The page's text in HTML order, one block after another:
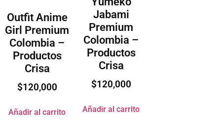
Outfit Anime
Girl Premium
Colombia –
Productos
Crisa
$120,000
Añadir al carrito
Jabami
Premium
Colombia –
Productos
Crisa
$120,000
Añadir al carrito